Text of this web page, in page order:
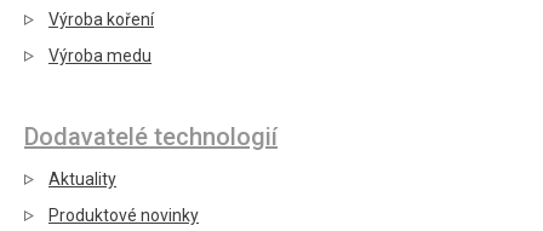
Výroba koření
Výroba medu
Dodavatelé technologií
Aktuality
Produktové novinky